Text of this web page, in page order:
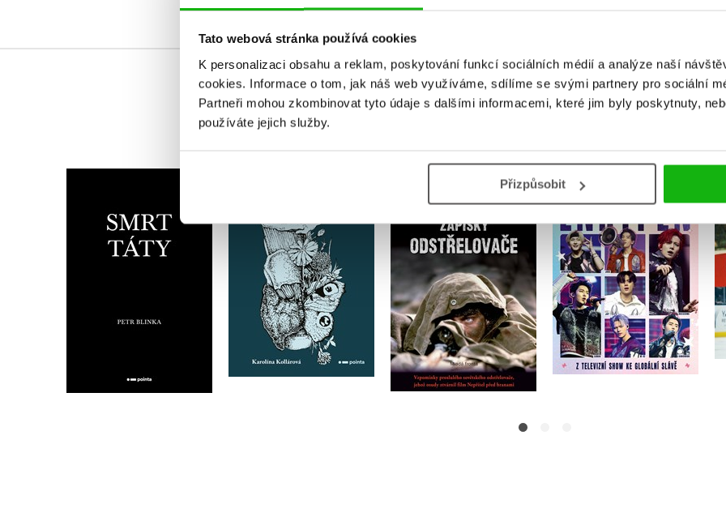
Tato webová stránka používá cookies
K personalizaci obsahu a reklam, poskytování funkcí sociálních médií a analýze naší
cookies. Informace o tom, jak náš web využíváme, sdílíme se svými partnery pro sociální
Partneři mohou zkombinovat tyto údaje s dalšími informacemi, které jim byly poskytnuty,
používáte jejich služby.
Přizpůsobit
MOHLO BY VÁS TAKÉ ZAJÍMAT
Petr Blinka
Do košíku
Karolína Kollárová
Do košíku
279 Kč
223 Kč
Zápisky odstřelovače
Do košíku
349 Kč
279 Kč
Ultimátní průvodce
Enhypen
Future Publishing
Do košíku
349 Kč
279 Kč